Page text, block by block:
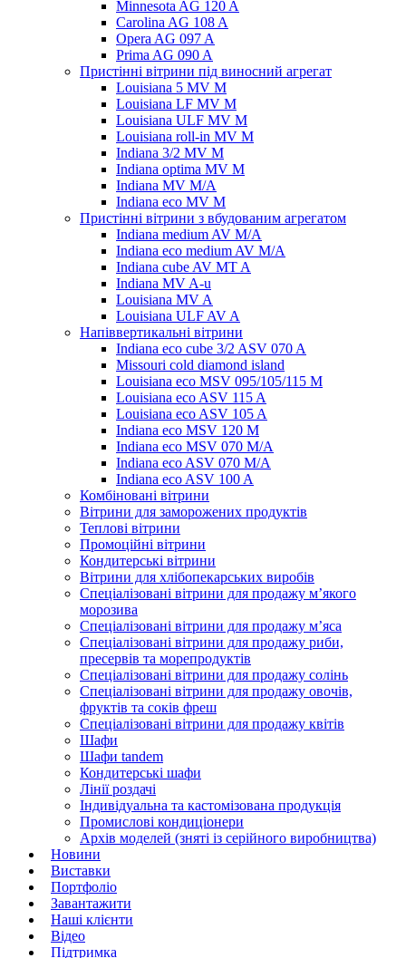
Minnesota AG 120 A
Carolina AG 108 A
Opera AG 097 A
Prima AG 090 A
Пристінні вітрини під виносний агрегат
Louisiana 5 MV M
Louisiana LF MV M
Louisiana ULF MV M
Louisiana roll-in MV M
Indiana 3/2 MV M
Indiana optima MV M
Indiana MV M/A
Indiana eco MV M
Пристінні вітрини з вбудованим агрегатом
Indiana medium AV M/A
Indiana eco medium AV M/A
Indiana cube AV MT A
Indiana MV A-u
Louisiana MV A
Louisiana ULF AV A
Напіввертикальні вітрини
Indiana eco cube 3/2 ASV 070 A
Missouri cold diamond island
Louisiana eco MSV 095/105/115 M
Louisiana eco ASV 115 A
Louisiana eco ASV 105 A
Indiana eco MSV 120 M
Indiana eco MSV 070 M/A
Indiana eco ASV 070 M/A
Indiana eco ASV 100 A
Комбіновані вітрини
Вітрини для заморожених продуктів
Теплові вітрини
Промоційні вітрини
Кондитерські вітрини
Вітрини для хлібопекарських виробів
Спеціалізовані вітрини для продажу м’якого
морозива
Спеціалізовані вітрини для продажу м’яса
Спеціалізовані вітрини для продажу риби,
пресервів та морепродуктів
Спеціалізовані вітрини для продажу солінь
Спеціалізовані вітрини для продажу овочів,
фруктів та соків фреш
Спеціалізовані вітрини для продажу квітів
Шафи
Шафи tandem
Кондитерські шафи
Лінії роздачі
Індивідуальна та кастомізована продукція
Промислові кондиціонери
Архів моделей (зняті із серійного виробництва)
Новини
Виставки
Портфоліо
Завантажити
Наші клієнти
Відео
Підтримка